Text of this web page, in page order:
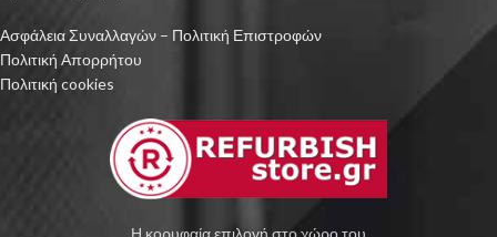
Ασφάλεια Συναλλαγών – Πολιτική Επιστροφών
Πολιτική Απορρήτου
Πολιτική cookies